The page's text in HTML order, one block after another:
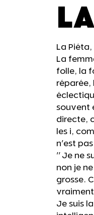
La
La
folle, la
réparée,
souvent
directe,
les i,
n'est
" Je ne
non je
grosse.
Je suis